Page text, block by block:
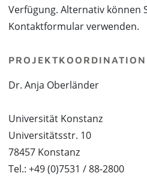
Verfügung. Alternativ können
Kontaktformular verwenden.
PROJEKTKOORDINATION
Dr. Anja Oberländer
Universität Konstanz
Universitätsstr. 10
78457 Konstanz
Tel.: +49 (0)7531 / 88-2800